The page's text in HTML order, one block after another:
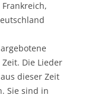
Die Lieder
dieser Zeit
Sie sind in